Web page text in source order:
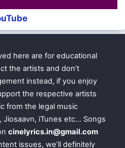
here are for educational
the artists and don’t
instead, if you enjoy
the respective artists
from the legal music
Jiosaavn, iTunes etc… Songs
cinelyrics.in@gmail.com
issues, we’ll definitely